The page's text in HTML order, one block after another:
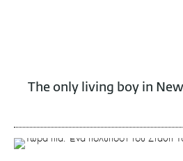
The οnly living boy in